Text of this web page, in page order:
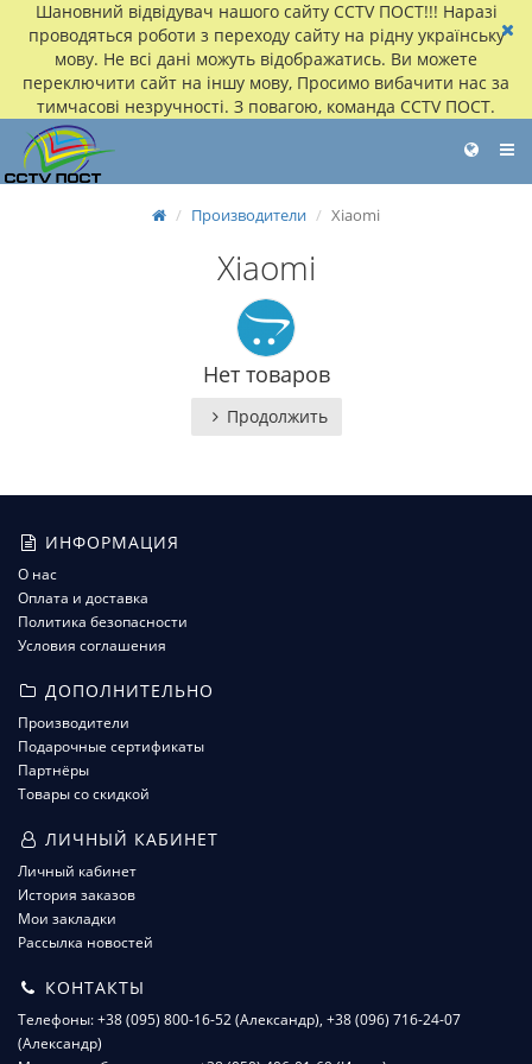
Шановний відвідувач нашого сайту CCTV ПОСТ!!! Наразі
проводяться роботи з переходу сайту на рідну українську
мову. Не всі дані можуть відображатись. Ви можете
переключити сайт на іншу мову, Просимо вибачити нас за
тимчасові незручності. З повагою, команда CCTV ПОСТ.
Производители Xiaomi
Xiaomi
Нет товаров
Продолжить
ИНФОРМАЦИЯ
О нас
Оплата и доставка
Политика безопасности
Условия соглашения
ДОПОЛНИТЕЛЬНО
Производители
Подарочные сертификаты
Партнёры
Товары со скидкой
ЛИЧНЫЙ КАБИНЕТ
Личный кабинет
История заказов
Мои закладки
Рассылка новостей
КОНТАКТЫ
Телефоны: +38 (095) 800-16-52 (Александр), +38 (096) 716-24-07
(Александр)